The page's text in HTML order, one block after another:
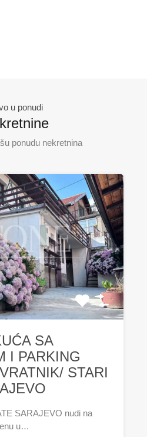
u ponudi
ponudu nekretnina
SA
I PARKING
STARI
SARAJEVO nudi na
u…